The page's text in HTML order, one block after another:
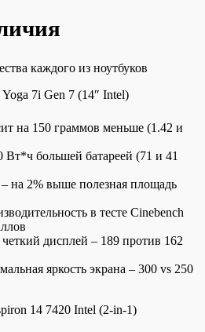
каждого из ноутбуков
7i Gen 7 (14″ Intel)
на 150 граммов меньше (1.42 и
Вт*ч большей батареей (71 и 41
на 2% выше полезная площадь
в тесте Cinebench
дисплей – 189 против 162
яркость экрана – 300 vs 250
14 7420 Intel (2-in-1)